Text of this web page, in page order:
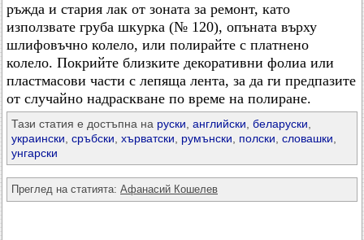
ръжда и стария лак от зоната за ремонт, като
използвате груба шкурка (№ 120), опъната върху
шлифовъчно колело, или полирайте с платнено
колело. Покрийте близките декоративни фолиа или
пластмасови части с лепяща лента, за да ги предпазите
от случайно надраскване по време на полиране.
Тази статия е достъпна на руски английски беларуски
украински сръбски хърватски румънски полски словашки
унгарски
Преглед на статията: Афанасий Кошелев